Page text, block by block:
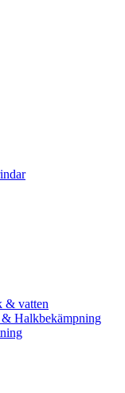
& vatten
Halkbekämpning